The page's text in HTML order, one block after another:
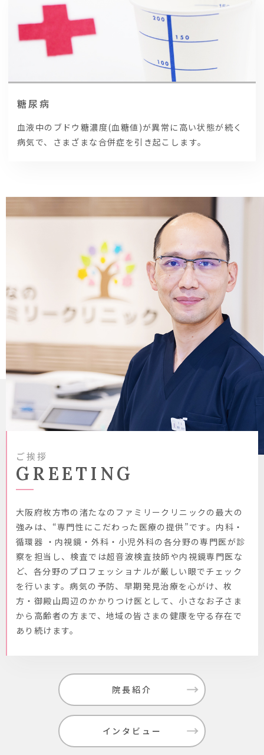
糖尿病
血液中のブドウ糖濃度(血糖値)が異常に高い状態が続く
病気で、さまざまな合併症を引き起こします。
ご挨拶
GREETING
大阪府枚方市の渚たなのファミリークリニックの最大の
強みは、“専門性にこだわった医療の提供”です。内科・
循環器 ・内視鏡・外科・小児外科の各分野の専門医が診
察を担当し、検査では超音波検査技師や内視鏡専門医な
ど、各分野のプロ フェッショナルが厳しい眼でチェック
を行います。病気の予防、早期発見治療を心がけ、枚
方・御殿山周辺のかかりつけ医として、小さなお子さま
から高齢者の方まで、地域の皆さまの健康を守る存在で
あり続けます。
院長紹介
インタビュー